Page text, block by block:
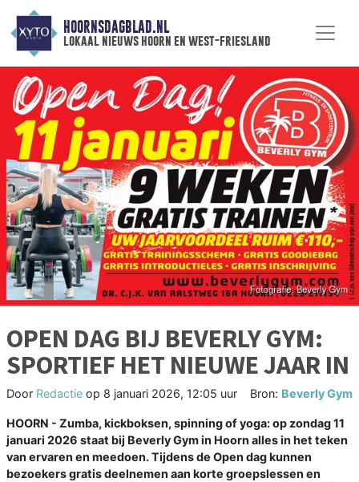
HOORNSDAGBLAD.NL
lokaal nieuws hoorn en west-friesland
OPEN DAG BIJ BEVERLY GYM:
SPORTIEF HET NIEUWE JAAR IN
Door Redactie op 8 januari 2026, 12:05 uur Bron: Beverly Gym
HOORN - Zumba, kickboksen, spinning of yoga: op zondag 11
januari 2026 staat bij Beverly Gym in Hoorn alles in het teken
van ervaren en meedoen. Tijdens de Open dag kunnen
bezoekers gratis deelnemen aan korte groepslessen en